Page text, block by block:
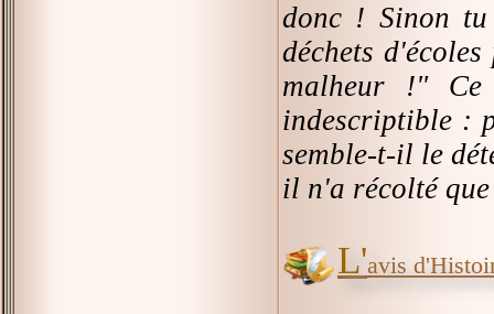
donc ! Sinon tu
déchets
malheur !" Ce
indescriptible :
semble-t-il le
il n'a récolté
L'avis